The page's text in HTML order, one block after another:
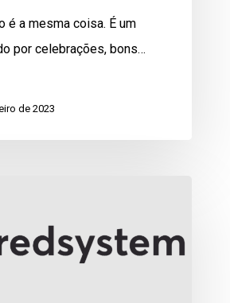
é a mesma coisa. É um
por celebrações, bons…
de 2023